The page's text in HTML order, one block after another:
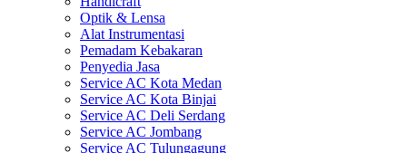
Optik & Lensa
Alat Instrumentasi
Pemadam Kebakaran
Penyedia Jasa
Service AC Kota Medan
Service AC Kota Binjai
Service AC Deli Serdang
Service AC Jombang
Service AC Tulungagung